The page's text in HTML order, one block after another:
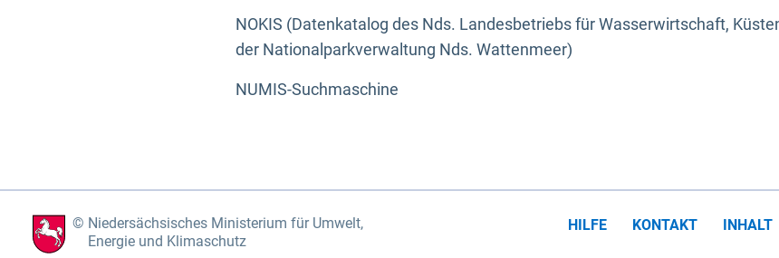
NOKIS (Datenkatalog des Nds. Landesbetriebs für Wasserwirtschaft,
der Nationalparkverwaltung Nds. Wattenmeer)
NUMIS-Suchmaschine
Niedersächsisches Ministerium für Umwelt,
Energie und Klimaschutz
HILFE KONTAKT INHALT